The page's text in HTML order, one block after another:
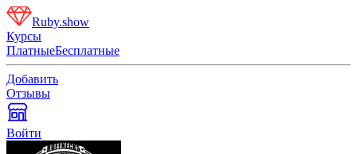
Ruby.show
Курсы
ПлатныеБесплатные
Добавить
Отзывы
Войти